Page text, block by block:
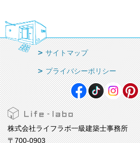
サイトマップ
プライバシーポリシー
株式会社ライフラボ一級建築士事務所
〒700-0903